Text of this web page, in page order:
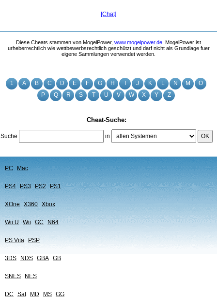
1 A B C D E F G H J K L N M
O
P
Q R S T U V W X Y Z
Cheat-Suche:
Suche in OK
PC Mac
PS4 PS3 PS2 PS1
XOne X360 Xbox
Wii U Wii GC N64
PS Vita PSP
3DS NDS GBA GB
SNES NES
DC Sat MD MS GG
[Chat]
Diese Cheats stammen von MogelPower, www.mogelpower.de . MogelPower ist
urheberrechtlich wie wettbewerbsrechtlich geschützt und darf nicht als Grundlage fuer
eigene Sammlungen verwendet werden.